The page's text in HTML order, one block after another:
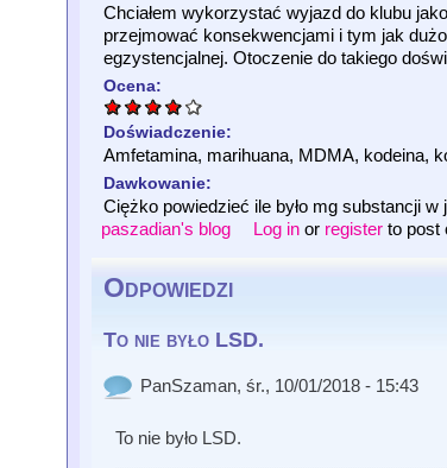
Chciałem wykorzystać wyjazd do klubu
przejmować konsekwencjami i tym jak
egzystencjalnej. Otoczenie do takiego
Ocena:
Doświadczenie:
Amfetamina, marihuana, MDMA, kodeina,
Dawkowanie:
Ciężko powiedzieć ile było mg substancji w
paszadian's blog
Log in or register to post
Odpowiedzi
To nie było LSD.
PanSzaman, śr., 10/01/2018 - 15:43
To nie było LSD.